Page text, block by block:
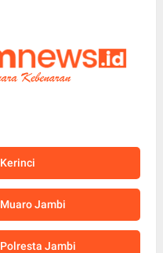
Kerinci
Muaro Jambi
Polresta Jambi